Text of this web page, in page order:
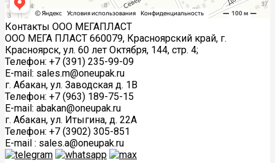
Контакты ООО МЕГАПЛАСТ
ООО МЕГА ПЛАСТ 660079, Красноярский край, г.
Красноярск, ул. 60 лет Октября, 144, стр. 4;
Телефон: +7 (391) 235-99-09
E-mail: sales.m@oneupak.ru
г. Абакан, ул. Заводская д. 1В
Телефон: +7 (963) 189-75-15
E-mail: abakan@oneupak.ru
г. Абакан, ул. Итыгина, д. 22А
Телефон: +7 (3902) 305-851
E-mail : sales.a@oneupak.ru